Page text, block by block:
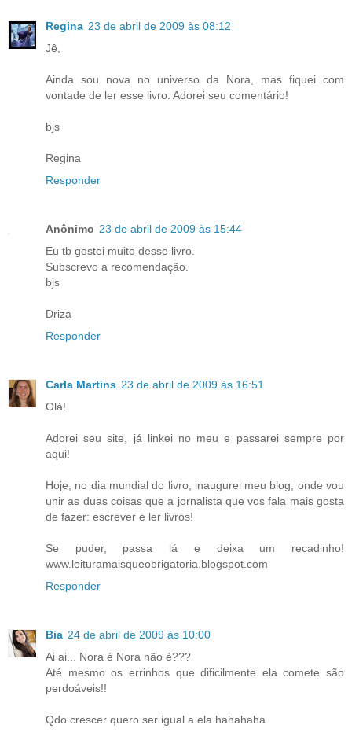
Regina 23 de abril de 2009 às 08:12
Jê,
Ainda sou nova no universo da Nora, mas fiquei com
vontade de ler esse livro. Adorei seu comentário!
bjs
Regina
Responder
Anônimo 23 de abril de 2009 às 15:44
Eu tb gostei muito desse livro.
Subscrevo a recomendação.
bjs
Driza
Responder
Carla Martins 23 de abril de 2009 às 16:51
Olá!
Adorei seu site, já linkei no meu e passarei sempre por
aqui!
Hoje, no dia mundial do livro, inaugurei meu blog, onde vou
unir as duas coisas que a jornalista que vos fala mais gosta
de fazer: escrever e ler livros!
Se puder, passa lá e deixa um recadinho!
www.leituramaisqueobrigatoria.blogspot.com
Responder
Bia 24 de abril de 2009 às 10:00
Ai ai... Nora é Nora não é???
Até mesmo os errinhos que dificilmente ela comete são
perdoáveis!!
Qdo crescer quero ser igual a ela hahahaha